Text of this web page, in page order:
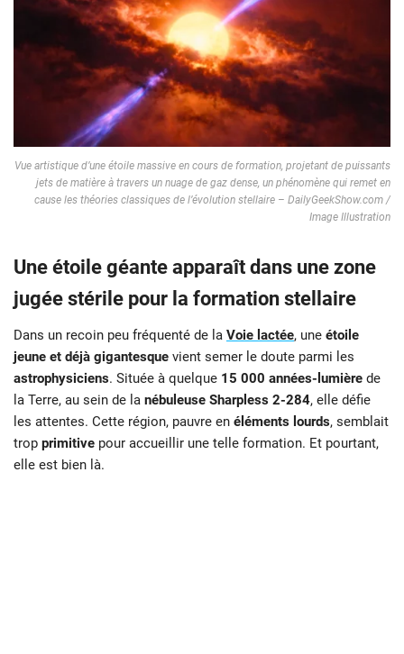
Vue artistique d’une étoile massive en cours de formation, projetant de puissants
jets de matière à travers un nuage de gaz dense, un phénomène qui remet en
cause les théories classiques de l’évolution stellaire – DailyGeekShow.com /
Image Illustration
Une étoile géante apparaît dans une zone
jugée stérile pour la formation stellaire
Dans un recoin peu fréquenté de la Voie lactée, une étoile
jeune et déjà gigantesque vient semer le doute parmi les
astrophysiciens. Située à quelque 15 000 années-lumière de
la Terre, au sein de la nébuleuse Sharpless 2-284, elle défie
les attentes. Cette région, pauvre en éléments lourds, semblait
trop primitive pour accueillir une telle formation. Et pourtant,
elle est bien là.